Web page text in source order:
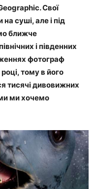
Свої
суші, але і під
ближче
і південних
фотограф
тому в його
тисячі дивовижних
ми хочемо